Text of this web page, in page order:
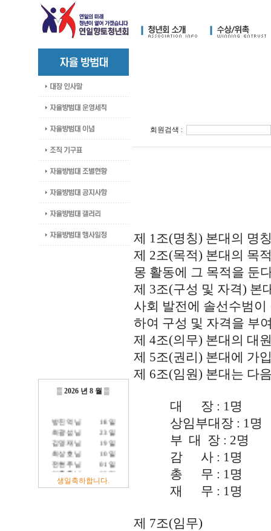
▒ 2026 년 8 월 ▒
방진억 님
18 일
최광섭 님
23 일
김영재 님
19 일
최상호 님
10 일
전현주 님
01 일
이충훈 님
09 일
정충교 님
17 일
생일축하합니다.
회원검색 :
제 1조(명칭) 본대의 명
제 2조(목적) 본대의 목
몽 활동에 그 목적을 둔
제 3조(구성 및 자격) 본
사회 발전에 솔선수범
하여 구성 및 자격을 부
제 4조(의무) 본대의 대
제 5조(권리) 본대에 가
제 6조(임원) 본대는 다
대 장 : 1명
상임부대장 : 1명
부 대 장 : 2명
감 사 : 1명
총 무 : 1명
재 무 : 1명
제 7조(임무)